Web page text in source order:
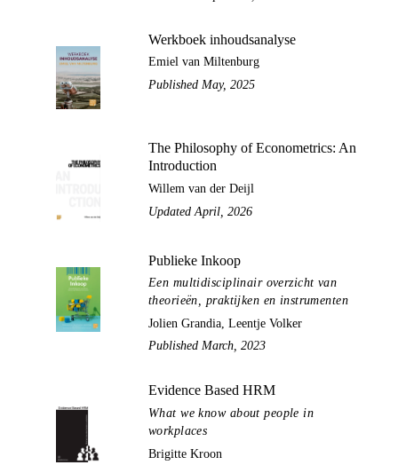
Werkboek inhoudsanalyse
Emiel van Miltenburg
Published May, 2025
The Philosophy of Econometrics: An
Introduction
Willem van der Deijl
Updated April, 2026
Publieke Inkoop
Een multidisciplinair overzicht van
theorieën, praktijken en instrumenten
Jolien Grandia, Leentje Volker
Published March, 2023
Evidence Based HRM
What we know about people in
workplaces
Brigitte Kroon